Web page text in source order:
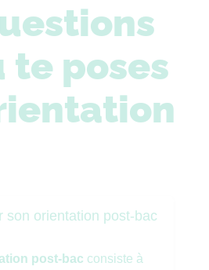
te poses
son orientation post-bac
post-bac consiste à